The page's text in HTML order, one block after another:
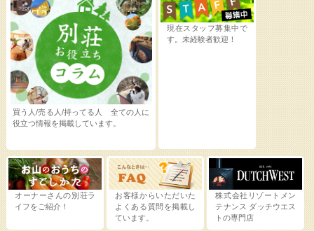
買う人/売る人/持ってる人 全ての人に
役立つ情報を掲載しています。
現在スタッフ募集中で
す。未経験者歓迎！
オーナーさんの別荘ラ
イフをご紹介！
お客様からいただいた
よくある質問を掲載し
ています。
株式会社リゾートメン
テナンス ダッチウエス
トの専門店